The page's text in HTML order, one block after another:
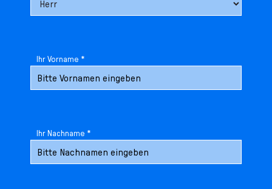
Ihr Vorname *
Ihr Nachname *